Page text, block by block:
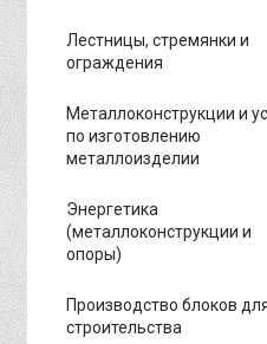
Лестницы, стремянки и
ограждения
Металлоконструкции и
по изготовлению
металлоизделии
Энергетика
(металлоконструкции и
опоры)
Производство блоков
строительства